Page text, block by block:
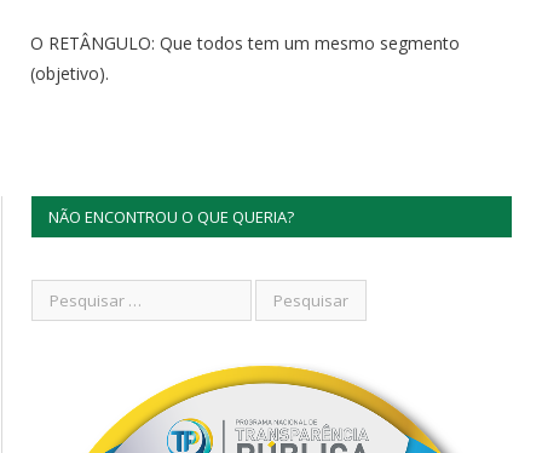
O RETÂNGULO: Que todos tem um mesmo segmento
(objetivo).
NÃO ENCONTROU O QUE QUERIA?